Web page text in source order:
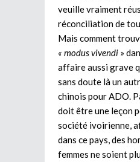
veuille vraiment
réconciliation de
Mais comment
« modus vivendi »
affaire aussi grave
sans doute là un
chinois pour ADO.
doit être une leçon
société ivoirienne,
dans ce pays, des
femmes ne soient